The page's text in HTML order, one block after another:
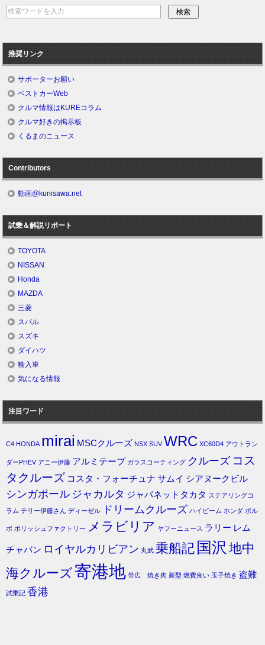
推奨リンク
サポーターお願い
ベストカーWeb
クルマ情報はKUREコラム
クルマ好きの掲示板
くるまのニュース
Contributors
動画@kunisawa.net
試乗＆解説リポート
TOYOTA
NISSAN
Honda
MAZDA
三菱
スバル
スズキ
ダイハツ
輸入車
気になる情報
注目ワード
C4 HONDA mirai MSCクルーズ NSX SUV WRC XC60D4 アウトラン
ダーPHEV アニー伊藤 アルミテープ ガラスコーティング クルーズ コス
タクルーズ コスタ・フォーチュナ サムイ シアヌークビル
シンガポール ジャカルタ ジャパネットタカタ ステアリングコ
ラム テリー伊藤さん ディーゼル ドリームクルーズ ハイビーム ホンダ ボル
ボ ポリッシュファクトリー メラビリア ヤフーニュース ラリー レム
チャバン ロイヤルカリビアン 丸武 乗船記 国沢 地中
海クルーズ寄港地 帯広 焼き肉 新型 燃費良い 玉子焼き 盗難
試乗記 香港